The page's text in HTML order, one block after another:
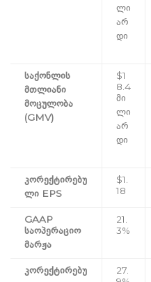
ლი
არ
დი
საქონლის
მთლიანი
მოცულობა
(GMV)
$1
8.4
მი
ლი
არ
დი
კორექტირებუ
ლი EPS
$1.
18
GAAP
საოპერაციო
მარჟა
21.
3%
კორექტირებუ
27.